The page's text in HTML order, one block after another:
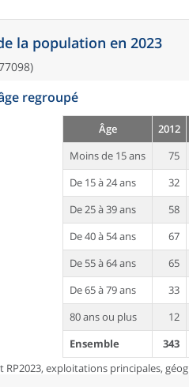
la population en 2023
regroupé
Âge 2012
Moins de 15 ans
75
De 15 à 24 ans
32
De 25 à 39 ans
58
De 40 à 54 ans
67
De 55 à 64 ans
65
De 65 à 79 ans
33
80 ans ou plus
12
Ensemble
343
RP2023, exploitations principales,